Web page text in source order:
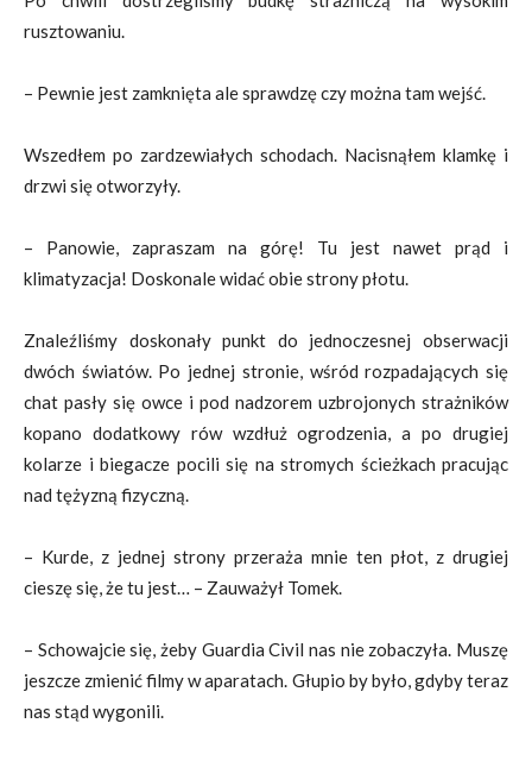
rusztowaniu.
– Pewnie jest zamknięta ale sprawdzę czy można tam wejść.
Wszedłem po zardzewiałych schodach. Nacisnąłem klamkę i
drzwi się otworzyły.
– Panowie, zapraszam na górę! Tu jest nawet prąd i
klimatyzacja! Doskonale widać obie strony płotu.
Znaleźliśmy doskonały punkt do jednoczesnej obserwacji
dwóch światów. Po jednej stronie, wśród rozpadających się
chat pasły się owce i pod nadzorem uzbrojonych strażników
kopano dodatkowy rów wzdłuż ogrodzenia, a po drugiej
kolarze i biegacze pocili się na stromych ścieżkach pracując
nad tężyzną fizyczną.
– Kurde, z jednej strony przeraża mnie ten płot, z drugiej
cieszę się, że tu jest… – Zauważył Tomek.
– Schowajcie się, żeby Guardia Civil nas nie zobaczyła. Muszę
jeszcze zmienić filmy w aparatach. Głupio by było, gdyby teraz
nas stąd wygonili.